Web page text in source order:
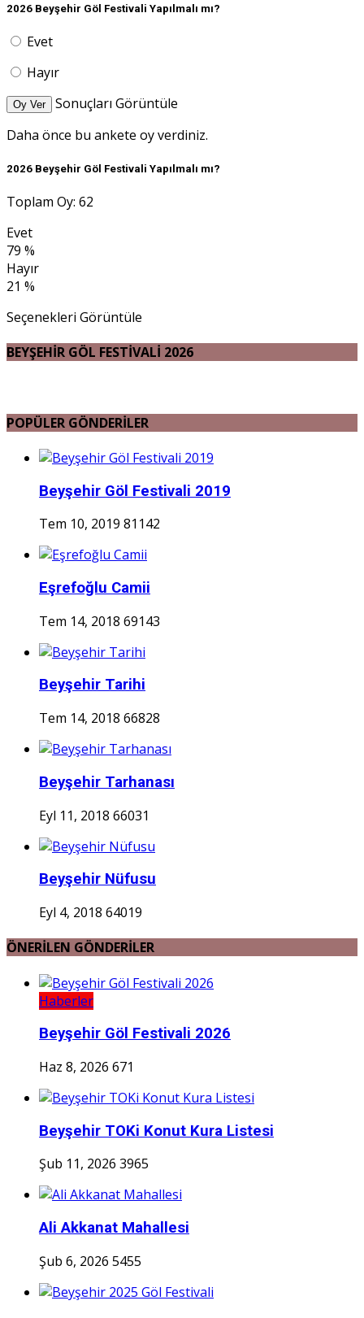
2026 Beyşehir Göl Festivali Yapılmalı mı?
Evet
Hayır
Oy Ver
Sonuçları Görüntüle
Daha önce bu ankete oy verdiniz.
2026 Beyşehir Göl Festivali Yapılmalı mı?
Toplam Oy: 62
Evet
79 %
Hayır
21 %
Seçenekleri Görüntüle
BEYŞEHİR GÖL FESTİVALİ 2026
POPÜLER GÖNDERİLER
Beyşehir Göl Festivali 2019
Tem 10, 2019 81142
Eşrefoğlu Camii
Tem 14, 2018 69143
Beyşehir Tarihi
Tem 14, 2018 66828
Beyşehir Tarhanası
Eyl 11, 2018 66031
Beyşehir Nüfusu
Eyl 4, 2018 64019
ÖNERİLEN GÖNDERİLER
Haberler
Beyşehir Göl Festivali 2026
Haz 8, 2026 671
Beyşehir TOKi Konut Kura Listesi
Şub 11, 2026 3965
Ali Akkanat Mahallesi
Şub 6, 2026 5455